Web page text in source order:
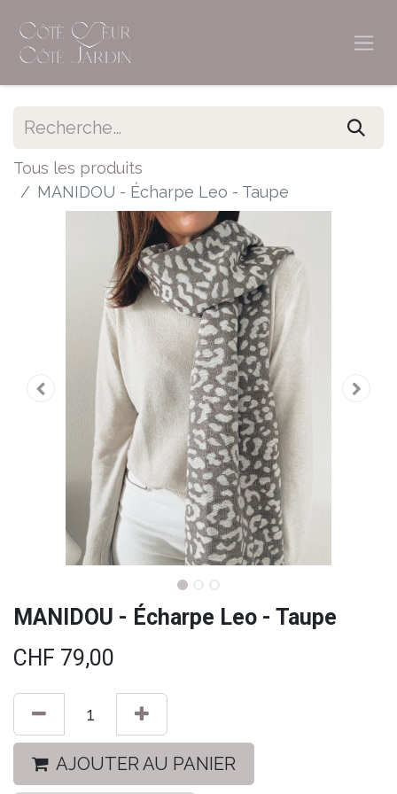
Tous les produits
MANIDOU - Écharpe Leo - Taupe
MANIDOU - Écharpe Leo - Taupe
CHF 79,00
AJOUTER AU PANIER